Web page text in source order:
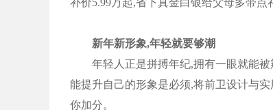
补价5.99万起,省下真金白银给父母多带点
新年新形象,年轻就要够潮
年轻人正是拼搏年纪,拥有一眼就能被
能提升自己的形象是必须,将前卫设计与
你加分。